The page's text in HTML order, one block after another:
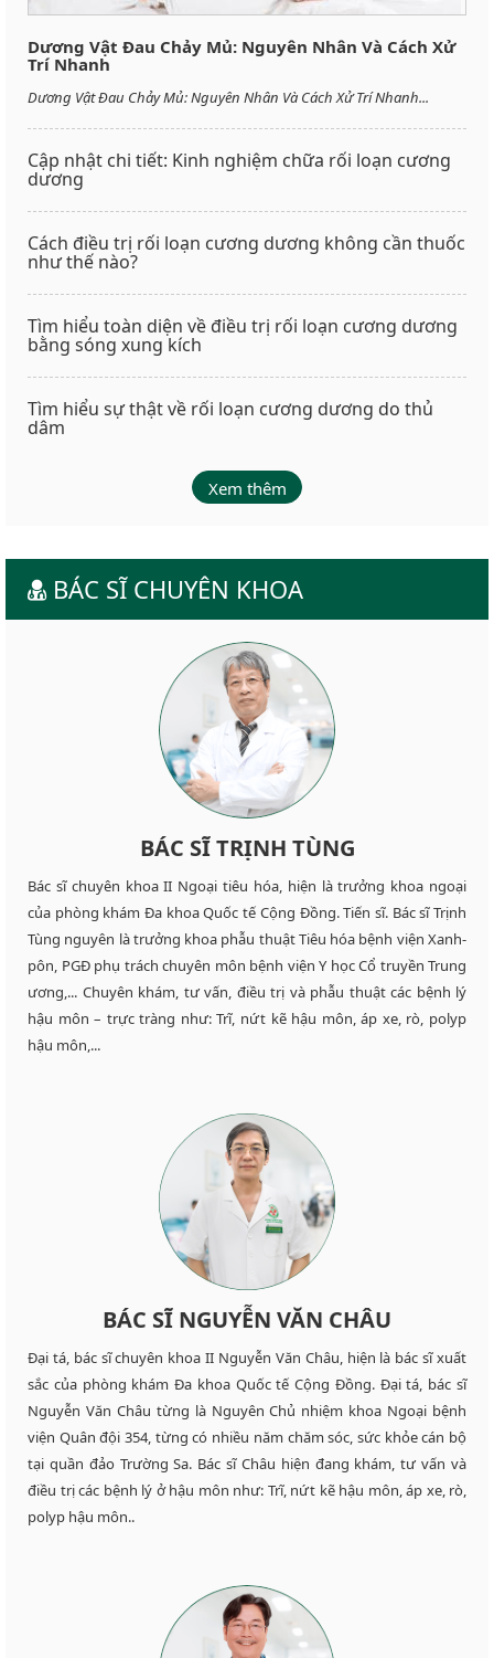
Dương Vật Đau Chảy Mủ: Nguyên Nhân Và Cách Xử
Trí Nhanh
Dương Vật Đau Chảy Mủ: Nguyên Nhân Và Cách Xử Trí Nhanh...
Cập nhật chi tiết: Kinh nghiệm chữa rối loạn cương
dương
Cách điều trị rối loạn cương dương không cần thuốc
như thế nào?
Tìm hiểu toàn diện về điều trị rối loạn cương dương
bằng sóng xung kích
Tìm hiểu sự thật về rối loạn cương dương do thủ
dâm
Xem thêm
BÁC SĨ CHUYÊN KHOA
BÁC SĨ TRỊNH TÙNG
Bác sĩ chuyên khoa II Ngoại tiêu hóa, hiện là trưởng khoa ngoại
của phòng khám Đa khoa Quốc tế Cộng Đồng. Tiến sĩ. Bác sĩ Trịnh
Tùng nguyên là trưởng khoa phẫu thuật Tiêu hóa bệnh viện Xanh-
pôn, PGĐ phụ trách chuyên môn bệnh viện Y học Cổ truyền Trung
ương,... Chuyên khám, tư vấn, điều trị và phẫu thuật các bệnh lý
hậu môn – trực tràng như: Trĩ, nứt kẽ hậu môn, áp xe, rò, polyp
hậu môn,...
BÁC SĨ NGUYỄN VĂN CHÂU
Đại tá, bác sĩ chuyên khoa II Nguyễn Văn Châu, hiện là bác sĩ xuất
sắc của phòng khám Đa khoa Quốc tế Cộng Đồng. Đại tá, bác sĩ
Nguyễn Văn Châu từng là Nguyên Chủ nhiệm khoa Ngoại bệnh
viện Quân đội 354, từng có nhiều năm chăm sóc, sức khỏe cán bộ
tại quần đảo Trường Sa. Bác sĩ Châu hiện đang khám, tư vấn và
điều trị các bệnh lý ở hậu môn như: Trĩ, nứt kẽ hậu môn, áp xe, rò,
polyp hậu môn..